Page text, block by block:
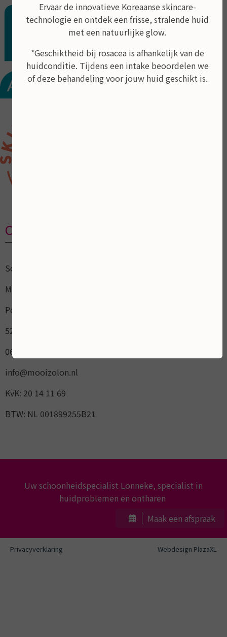
Contactgegevens
Schoonheidsalon
Mooi ZoLon
Pottenbakker 15
5236AL Empel / `s-Hertogenbosch
06 17 10 40 50
info@mooizolon.nl
KvK: 20 14 11 69
BTW: NL 001899255B21
Maak een afspraak
Uw schoonheidspecialist Lonneke, specialist in
huidproblemen en ontharen
Privacyverklaring Webdesign PlazaXL
Ervaar de innovatieve Koreaanse skincare-
technologie en ontdek een frisse, stralende huid
met een natuurlijke glow.
*Geschiktheid bij rosacea is afhankelijk van de
huidconditie. Tijdens een intake beoordelen we
of deze behandeling voor jouw huid geschikt is.